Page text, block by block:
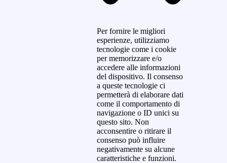
Per fornire le migliori
esperienze, utilizziamo
tecnologie come i cookie
per memorizzare e/o
accedere alle informazioni
del dispositivo. Il consenso
a queste tecnologie ci
permetterà di elaborare dati
come il comportamento di
navigazione o ID unici su
questo sito. Non
acconsentire o ritirare il
consenso può influire
negativamente su alcune
caratteristiche e funzioni.